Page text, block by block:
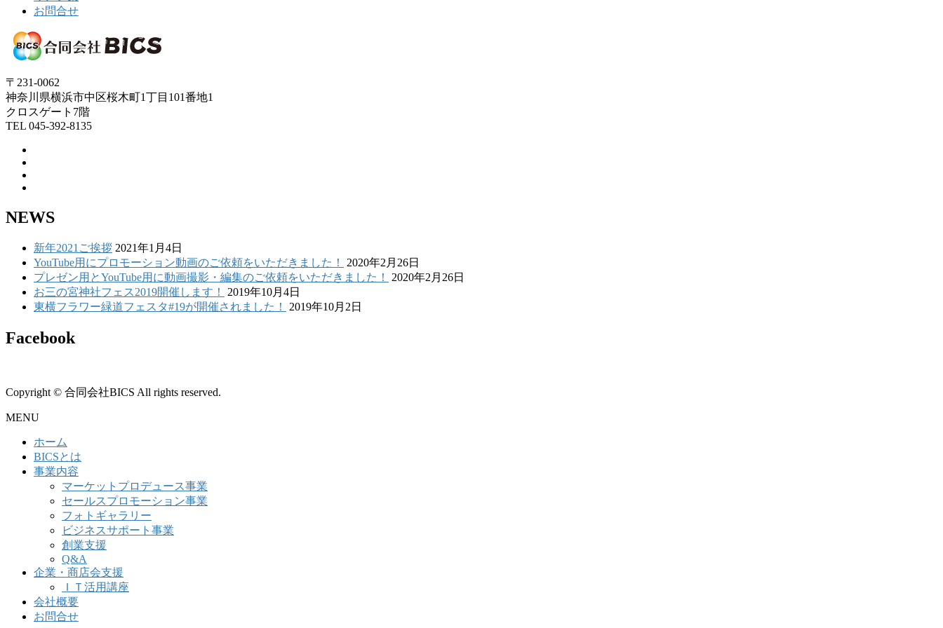
お問合せ
〒231-0062
神奈川県横浜市中区桜木町1丁目101番地1
クロスゲート7階
TEL 045-392-8135
NEWS
新年2021ご挨拶 2021年1月4日
YouTube用にプロモーション動画のご依頼をいただきました！
2020年2月26日
プレゼン用とYouTube用に動画撮影・編集のご依頼をいただきました！
2020年2月26日
お三の宮神社フェス2019開催します！
2019年10月4日
東横フラワー緑道フェスタ#19が開催されました！
2019年10月2日
Facebook
Copyright © 合同会社BICS All rights reserved.
MENU
ホーム
BICSとは
事業内容
マーケットプロデュース事業
セールスプロモーション事業
フォトギャラリー
ビジネスサポート事業
創業支援
Q&A
企業・商店会支援
ＩＴ活用講座
会社概要
お問合せ